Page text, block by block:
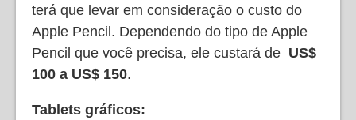
terá que levar em consideração o custo do
Apple Pencil. Dependendo do tipo de Apple
Pencil que você precisa, ele custará de US$
100 a US$ 150.
Tablets gráficos: